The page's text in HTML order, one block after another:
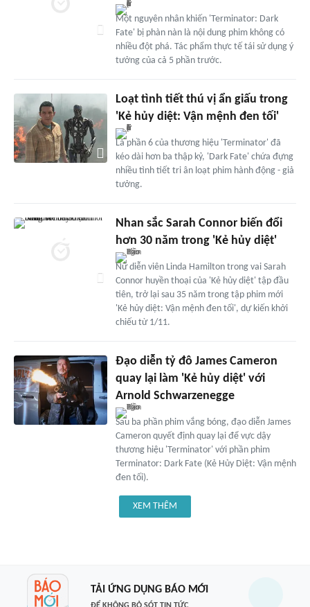
Một nguyên nhân khiến 'Terminator: Dark
Fate' bị phàn nàn là nội dung phim không có
nhiều đột phá. Tác phẩm thực tế tái sử dụng ý
tưởng của cả 5 phần trước.
Loạt tình tiết thú vị ẩn giấu trong
'Kẻ hủy diệt: Vận mệnh đen tối'
Là phần 6 của thương hiệu 'Terminator' đã
kéo dài hơn ba thập kỷ, 'Dark Fate' chứa đựng
nhiều tình tiết tri ân loạt phim hành động - giả
tưởng.
Nhan sắc Sarah Connor biến đổi
hơn 30 năm trong 'Kẻ hủy diệt'
Nữ diễn viên Linda Hamilton trong vai Sarah
Connor huyền thoại của 'Kẻ hủy diệt' tập đầu
tiên, trở lại sau 35 năm trong tập phim mới
'Kẻ hủy diệt: Vận mệnh đen tối', dự kiến khởi
chiếu từ 1/11.
Đạo diễn tỷ đô James Cameron
quay lại làm 'Kẻ hủy diệt' với
Arnold Schwarzenegge
Sau ba phần phim vắng bóng, đạo diễn James
Cameron quyết định quay lại để vực dậy
thương hiệu 'Terminator' với phần phim
Terminator: Dark Fate (Kẻ Hủy Diệt: Vận mệnh
đen tối).
XEM THÊM
TẢI ỨNG DỤNG BÁO MỚI